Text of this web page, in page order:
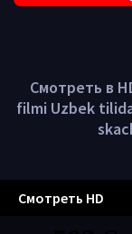
Смотреть в
filmi Uzbek
Смотреть HD